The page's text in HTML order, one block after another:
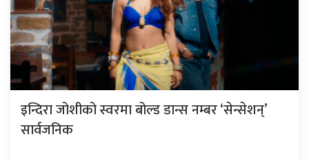
इन्दिरा जोशीको स्वरमा बोल्ड डान्स नम्बर ‘सेन्सेशन्’
सार्वजनिक